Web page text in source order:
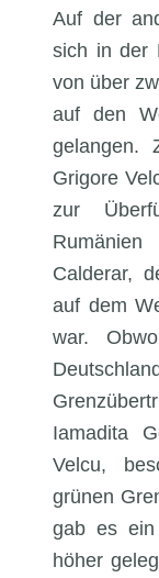
Auf der
sich in der
von über
auf den
gelangen.
Grigore
zur
Calderar,
auf dem
war.
Iamadita
Velcu,
grünen
gab es ein
höher